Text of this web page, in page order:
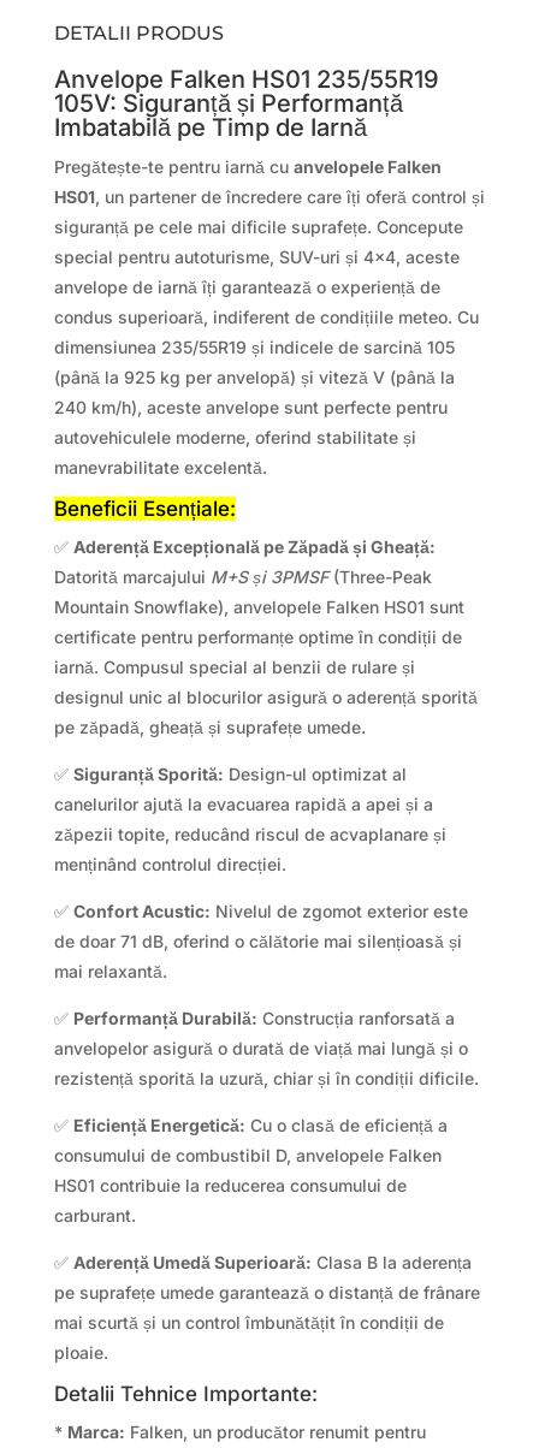
DETALII PRODUS
Anvelope Falken HS01 235/55R19
105V: Siguranță și Performanță
Imbatabilă pe Timp de Iarnă
Pregătește-te pentru iarnă cu anvelopele Falken
HS01, un partener de încredere care îți oferă control și
siguranță pe cele mai dificile suprafețe. Concepute
special pentru autoturisme, SUV-uri și 4×4, aceste
anvelope de iarnă îți garantează o experiență de
condus superioară, indiferent de condițiile meteo. Cu
dimensiunea 235/55R19 și indicele de sarcină 105
(până la 925 kg per anvelopă) și viteză V (până la
240 km/h), aceste anvelope sunt perfecte pentru
autovehiculele moderne, oferind stabilitate și
manevrabilitate excelentă.
Beneficii Esențiale:
✅ Aderență Excepțională pe Zăpadă și Gheață:
Datorită marcajului M+S și 3PMSF(Three-Peak
Mountain Snowflake), anvelopele Falken HS01 sunt
certificate pentru performanțe optime în condiții de
iarnă. Compusul special al benzii de rulare și
designul unic al blocurilor asigură o aderență sporită
pe zăpadă, gheață și suprafețe umede.
✅ Siguranță Sporită: Design-ul optimizat al
canelurilor ajută la evacuarea rapidă a apei și a
zăpezii topite, reducând riscul de acvaplanare și
menținând controlul direcției.
✅ Confort Acustic: Nivelul de zgomot exterior este
de doar 71 dB, oferind o călătorie mai silențioasă și
mai relaxantă.
✅ Performanță Durabilă: Construcția ranforsată a
anvelopelor asigură o durată de viață mai lungă și o
rezistență sporită la uzură, chiar și în condiții dificile.
✅ Eficiență Energetică: Cu o clasă de eficiență a
consumului de combustibil D, anvelopele Falken
HS01 contribuie la reducerea consumului de
carburant.
✅ Aderență Umedă Superioară: Clasa B la aderența
pe suprafețe umede garantează o distanță de frânare
mai scurtă și un control îmbunătățit în condiții de
ploaie.
Detalii Tehnice Importante:
* Marca: Falken, un producător renumit pentru